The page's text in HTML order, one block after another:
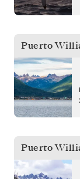
Puerto
Puerto